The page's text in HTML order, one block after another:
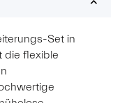
Set in
die flexible